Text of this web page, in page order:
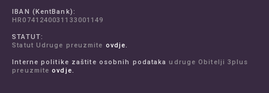
IBAN (KentBank):
HR0741240031133001149
STATUT:
Statut Udruge preuzmite ovdje.
Interne politike zaštite osobnih podataka udruge Obitelji 3plus
preuzmiteovdje.